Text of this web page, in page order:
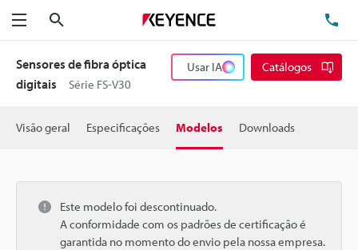
Menu
Sensores de fibra óptica
digitais
Série FS-V30
Usar IA Catálogos
Visão geral Especificações Modelos Downloads
Este modelo foi descontinuado.
A conformidade com os padrões de certificação é
garantida no momento do envio pela nossa empresa.